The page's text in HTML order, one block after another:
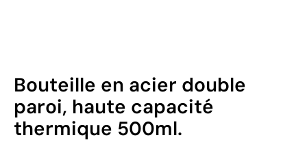
Bouteille en acier double
paroi, haute capacité
thermique 500ml.